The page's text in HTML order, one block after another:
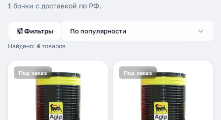
1 бочки с доставкой по РФ.
Фильтры
Найдено: 4 товаров
По популярности
Под заказ Под заказ